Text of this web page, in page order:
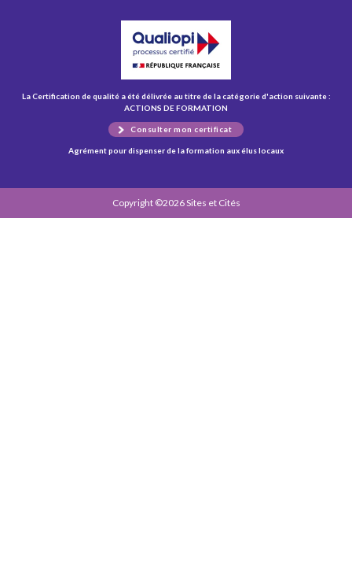
La Certification de qualité a été délivrée au titre de la catégorie d'action suivante :
ACTIONS DE FORMATION
Consulter mon certificat
Agrément pour dispenser de la formation aux élus locaux
Copyright ©2026 Sites et Cités